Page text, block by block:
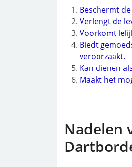
Beschermt
Verlengt de
Voorkomt
Biedt
veroorzaakt.
Kan dienen
Maakt het
Nadelen